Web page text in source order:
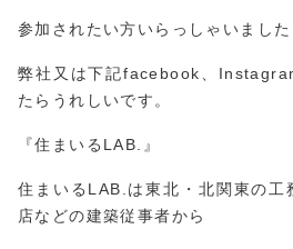
参加されたい方いらっしゃいまし
弊社又は下記facebook、
たらうれしいです。
『住まいるLAB.』
住まいるLAB.は東北・北関東の工
店などの建築従事者から